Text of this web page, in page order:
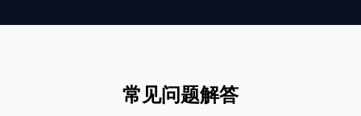
常见问题解答